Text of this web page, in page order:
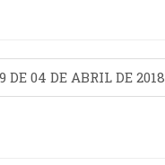
DE 04 DE ABRIL DE 2018